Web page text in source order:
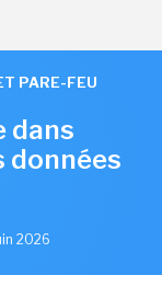
PARE-FEU
dans
données
2026